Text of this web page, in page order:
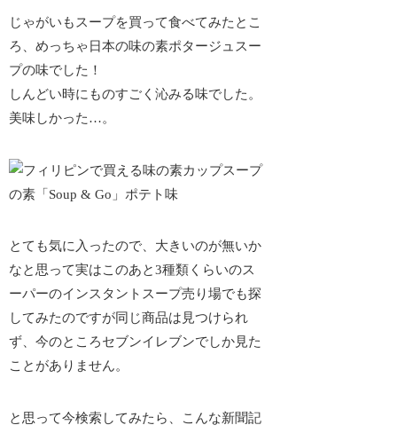
じゃがいもスープを買って食べてみたとこ
ろ、めっちゃ日本の味の素ポタージュスー
プの味でした！
しんどい時にものすごく沁みる味でした。
美味しかった…。
とても気に入ったので、大きいのが無いか
なと思って実はこのあと3種類くらいのス
ーパーのインスタントスープ売り場でも探
してみたのですが同じ商品は見つけられ
ず、今のところセブンイレブンでしか見た
ことがありません。
と思って今検索してみたら、こんな新聞記